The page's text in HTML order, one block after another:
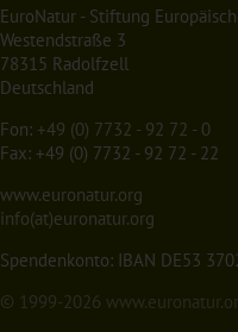
EuroNatur - Stiftung
Westendstraße 3
78315 Radolfzell
Deutschland
Fon: +49 (0) 7732 - 92 72 - 0
Fax: +49 (0) 7732 - 92 72 - 22
www.euronatur.org
info(at)euronatur.org
Spendenkonto: IBAN DE53
© 1999-2026